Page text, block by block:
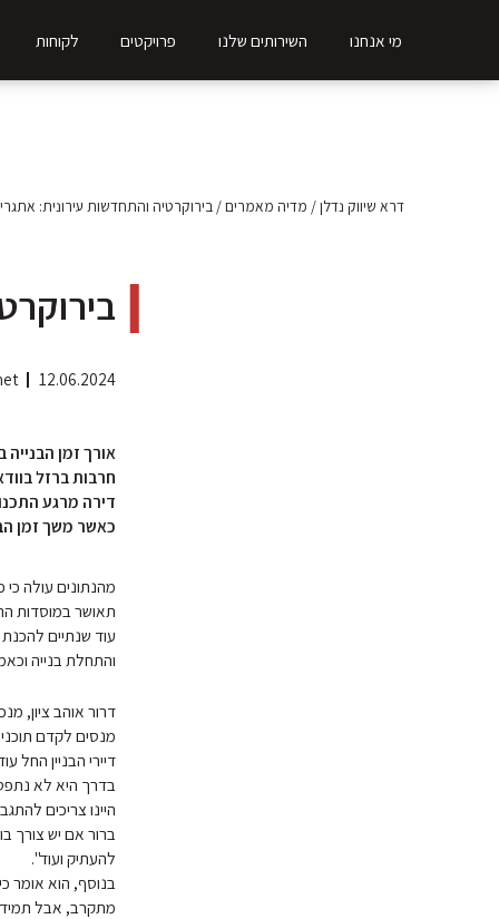
מי אנחנו השירותים שלנו פרויקטים לקוחות
דרא שיווק נדלן/ מדיה מאמרים/ בירוקרטיה והתחדשות עירונית:
12.06.2024
אורך זמן
חרבות ברזל
כאשר משך זמן הבנייה
תאושר במוסדות
עוד שנתיים להכנת
והתחלת בנייה וכאמור כ-3
דרור אוהב ציון,
בדרך היא לא
היינו צריכים
ברור אם יש צורך
להעתיק ועוד".
בנוסף, הוא אומר